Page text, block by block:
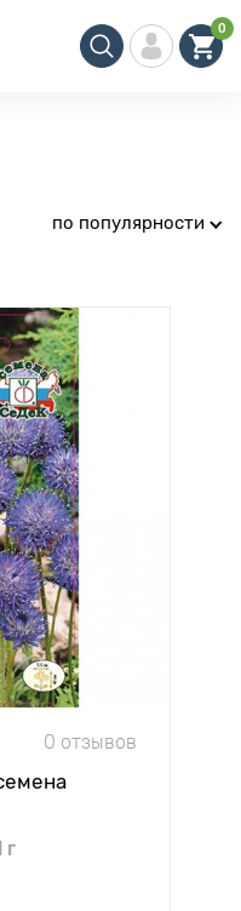
0
по популярности
0 отзывов
г